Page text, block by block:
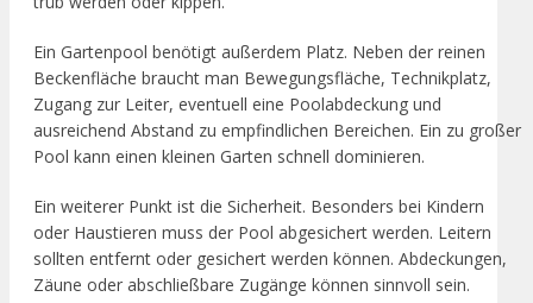
Ein Gartenpool benötigt außerdem Platz. Neben der reinen
Beckenfläche braucht man Bewegungsfläche, Technikplatz,
Zugang zur Leiter, eventuell eine Poolabdeckung und
ausreichend Abstand zu empfindlichen Bereichen. Ein zu großer
Pool kann einen kleinen Garten schnell dominieren.
Ein weiterer Punkt ist die Sicherheit. Besonders bei Kindern
oder Haustieren muss der Pool abgesichert werden. Leitern
sollten entfernt oder gesichert werden können. Abdeckungen,
Zäune oder abschließbare Zugänge können sinnvoll sein.